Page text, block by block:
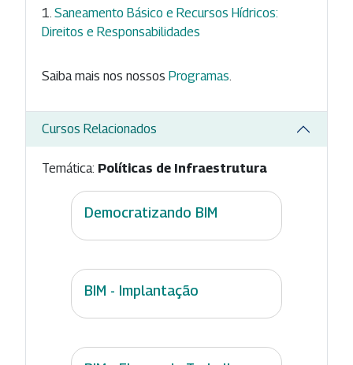
Saneamento Básico e Recursos Hídricos:
Direitos e Responsabilidades
Saiba mais nos nossos Programas
Cursos Relacionados
Temática: Políticas de Infraestrutura
Democratizando BIM
BIM - Implantação